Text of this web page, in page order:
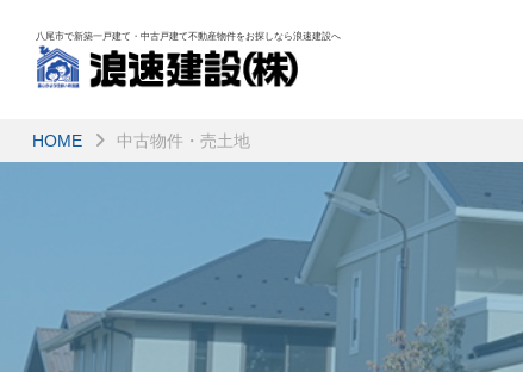
八尾市で新築一戸建て・中古戸建て不動産物件を お探しなら浪速建設へ
HOME 中古物件・売土地